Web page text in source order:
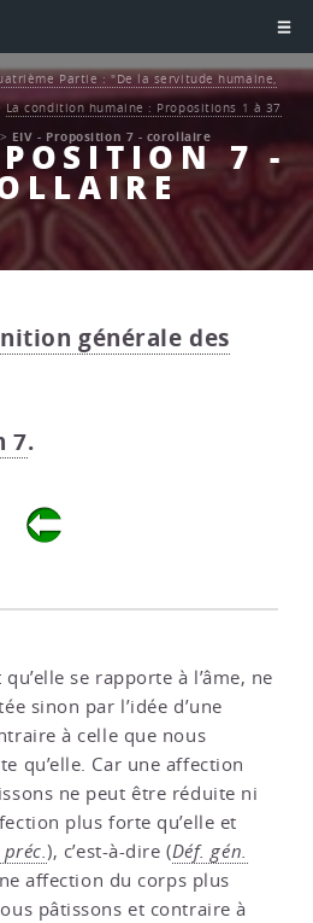
7 -
Partie : "De la servitude humaine,
La condition humaine : Propositions 1 à 37
> EIV - Proposition 7 - corollaire
générale des
7.
se rapporte à l’âme, ne
sinon par l’idée d’une
à celle que nous
qu’elle. Car une affection
ne peut être réduite ni
plus forte qu’elle et
préc.), c’est-à-dire (Déf. gén.
affection du corps plus
pâtissons et contraire à